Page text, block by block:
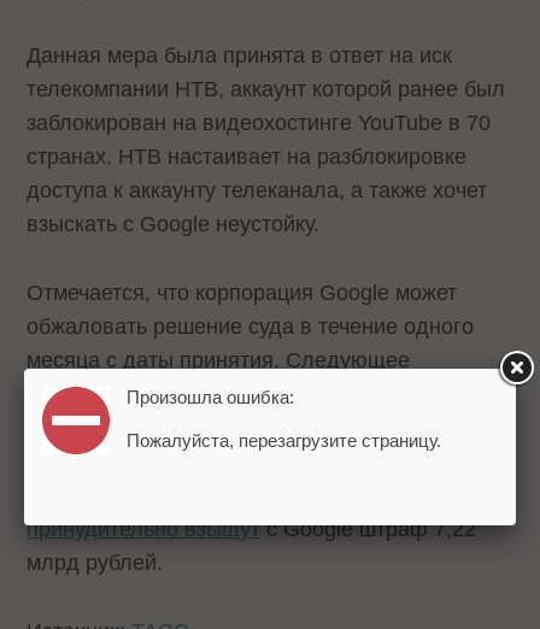
Данная мера была принята в ответ на иск
телекомпании НТВ, аккаунт которой ранее был
заблокирован на видеохостинге YouTube в 70
странах. НТВ настаивает на разблокировке
доступа к аккаунту телеканала, а также хочет
взыскать с Google неустойку.
Отмечается, что корпорация Google может
обжаловать решение суда в течение одного
месяца с даты принятия. Следующее
заседание по делу запланировано на 24 мая
2022 года.
принудительно взыщутс Google штраф 7,22
млрд рублей.
Произошла ошибка:
Пожалуйста, перезагрузите страницу.